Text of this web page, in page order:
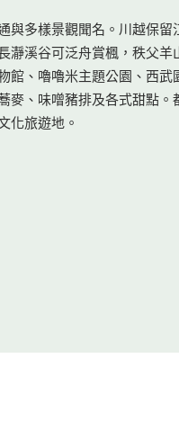
與多樣景觀聞名。川越保留
瀞溪谷可泛舟賞楓，秩父羊
館、嚕嚕米主題公園、西武
麥、味噌豬排及各式甜點。
化旅遊地。